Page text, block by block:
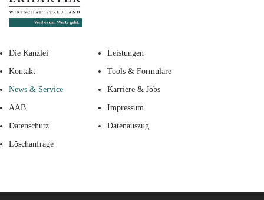
Die Kanzlei Leistungen
Kontakt Tools & Formulare
News & Service Karriere & Jobs
AAB Impressum
Datenschutz Datenauszug
Löschanfrage